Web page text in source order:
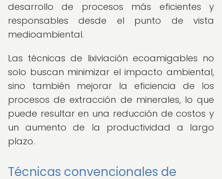
desarrollo de procesos más eficientes y
responsables desde el punto de vista
medioambiental.
Las técnicas de lixiviación ecoamigables no
solo buscan minimizar el impacto ambiental,
sino también mejorar la eficiencia de los
procesos de extracción de minerales, lo que
puede resultar en una reducción de costos y
un aumento de la productividad a largo
plazo.
Técnicas convencionales de